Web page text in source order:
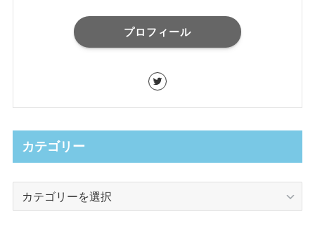
プロフィール
カテゴリー